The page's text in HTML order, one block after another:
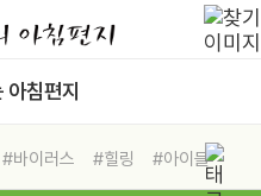
아침편지
#바이러스 #힐링
#아이들